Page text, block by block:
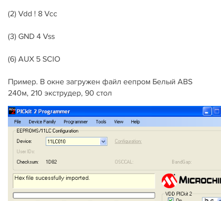
(2) Vdd ! 8 Vcc
(3) GND 4 Vss
(6) AUX 5 SCIO
Пример. В окне загружен файл еепром Белый ABS
240м, 210 экструдер, 90 стол